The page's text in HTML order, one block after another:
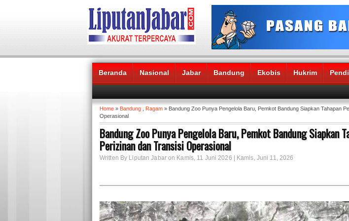
Beranda Nasional Jabar Bandung Ekobis Hukrim
Headlines News :
Home » Bandung Ragam » Bandung Zoo Punya Pengelola Baru, Pemkot Bandung Siapkan Tahapan
Operasional
Bandung Zoo Punya Pengelola Baru, Pemkot Bandung Siapkan
Perizinan dan Transisi Operasional
Written By Liputan Jabar on Kamis, 11 Juni 2026 | Kamis, Juni 11, 2026